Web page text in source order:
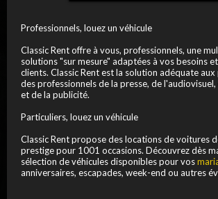
Professionnels, louez un véhicule
Classic Rent offre à vous, professionnels, une
solutions "sur mesure" adaptées à vos besoins
clients. Classic Rent est la solution adéquate
des professionnels de la presse, de
et de la publicité.
Particuliers, louez un véhicule
Classic Rent propose des locations de voitures
prestige pour 1001 occasions. Découvrez dès
sélection de véhicules disponibles pour vos
anniversaires, escapades, week-end ou autres